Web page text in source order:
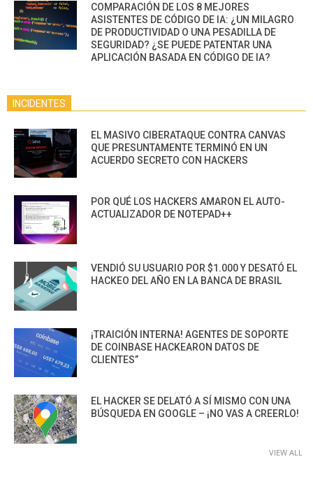
COMPARACIÓN DE LOS 8 MEJORES
ASISTENTES DE CÓDIGO DE IA: ¿UN MILAGRO
DE PRODUCTIVIDAD O UNA PESADILLA DE
SEGURIDAD? ¿SE PUEDE PATENTAR UNA
APLICACIÓN BASADA EN CÓDIGO DE IA?
INCIDENTES
EL MASIVO CIBERATAQUE CONTRA CANVAS
QUE PRESUNTAMENTE TERMINÓ EN UN
ACUERDO SECRETO CON HACKERS
POR QUÉ LOS HACKERS AMARON EL AUTO-
ACTUALIZADOR DE NOTEPAD++
VENDIÓ SU USUARIO POR $1.000 Y DESATÓ EL
HACKEO DEL AÑO EN LA BANCA DE BRASIL
¡TRAICIÓN INTERNA! AGENTES DE SOPORTE
DE COINBASE HACKEARON DATOS DE
CLIENTES”
EL HACKER SE DELATÓ A SÍ MISMO CON UNA
BÚSQUEDA EN GOOGLE – ¡NO VAS A CREERLO!
VIEW ALL